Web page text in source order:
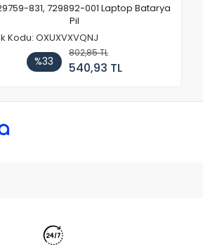
831, 729892-001 Laptop Batarya
Pil
Kodu: OXUXVXVQNJ
%33
802,85 TL
540,93 TL